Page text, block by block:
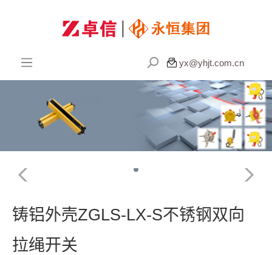
 yx@yhjt.com.cn
铸铝外壳ZGLS-LX-S不锈钢双向
拉绳开关